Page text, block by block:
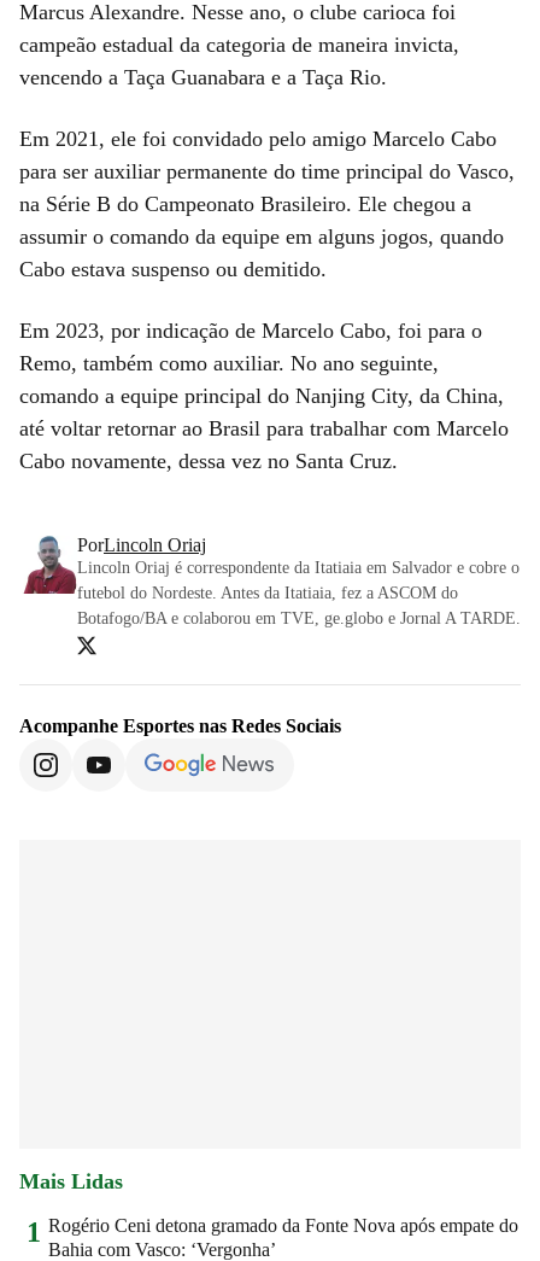
Marcus Alexandre. Nesse ano, o clube carioca foi
campeão estadual da categoria de maneira invicta,
vencendo a Taça Guanabara e a Taça Rio.
Em 2021, ele foi convidado pelo amigo Marcelo Cabo
para ser auxiliar permanente do time principal do Vasco,
na Série B do Campeonato Brasileiro. Ele chegou a
assumir o comando da equipe em alguns jogos, quando
Cabo estava suspenso ou demitido.
Em 2023, por indicação de Marcelo Cabo, foi para o
Remo, também como auxiliar. No ano seguinte,
comando a equipe principal do Nanjing City, da China,
até voltar retornar ao Brasil para trabalhar com Marcelo
Cabo novamente, dessa vez no Santa Cruz.
PorLincoln Oriaj
Lincoln Oriaj é correspondente da Itatiaia em Salvador e cobre o
futebol do Nordeste. Antes da Itatiaia, fez a ASCOM do
Botafogo/BA e colaborou em TVE, ge.globo e Jornal A TARDE.
Acompanhe Esportes nas Redes Sociais
Mais Lidas
1 Rogério Ceni detona gramado da Fonte Nova após empate do
Bahia com Vasco: ‘Vergonha’